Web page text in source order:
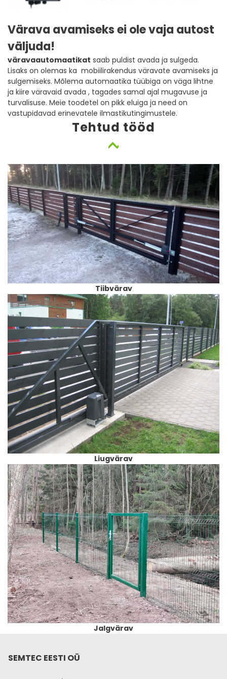
Värava avamiseks ei ole vaja autost
väljuda!
väravaautomaatikat saab puldist avada ja sulgeda.
Lisaks on olemas ka mobiilirakendus väravate avamiseks ja
sulgemiseks. Mõlema automaatika tüübiga on väga lihtne
ja kiire väravaid avada , tagades samal ajal mugavuse ja
turvalisuse. Meie toodetel on pikk eluiga ja need on
vastupidavad erinevatele ilmastikutingimustele.
Tehtud tööd
Tiibvärav
Liugvärav
Jalgvärav
SEMTEC EESTI OÜ